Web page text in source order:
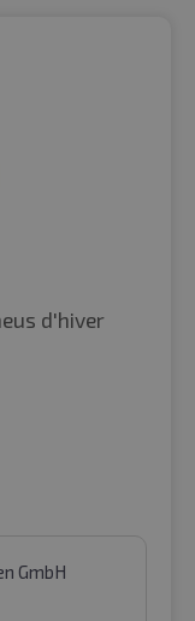
d'hiver
GmbH